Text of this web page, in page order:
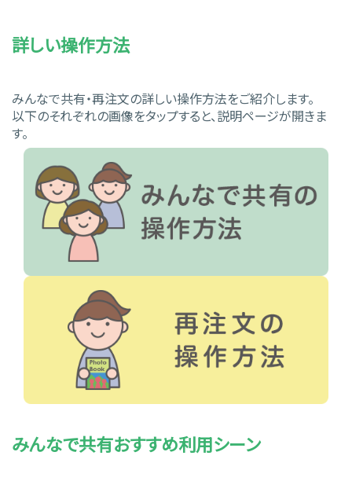
詳しい操作方法
みんなで共有・再注文の詳しい操作方法をご紹介します。
以下のそれぞれの画像をタップすると、説明ページが開きま
す。
みんなで共有おすすめ利用シーン